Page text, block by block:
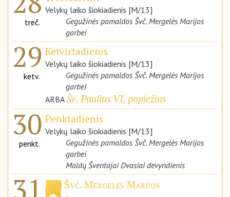
treč.
Velykų laiko šiokiadienis [M/13]
Gegužinės pamaldos Švč. Mergelės Marijos
garbei
29
ketv.
Ketvirtadienis
Velykų laiko šiokiadienis [M/13]
Gegužinės pamaldos Švč. Mergelės Marijos
garbei
ARBAŠv. Paulius VI, popiežius
30
penkt.
Penktadienis
Velykų laiko šiokiadienis [M/13]
Gegužinės pamaldos Švč. Mergelės Marijos
garbei
Maldų Šventajai Dvasiai devyndienis
31
Švč. Mergelės Marijos